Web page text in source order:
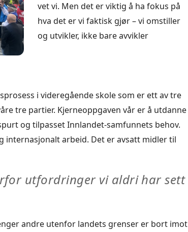
vet vi. Men det er viktig å ha fokus på
hva det er vi faktisk gjør – vi omstiller
og utvikler, ikke bare avvikler
i videregående skole som er ett av tre
tre partier. Kjerneoppgaven vår er å utdanne
og tilpasset Innlandet-samfunnets behov.
arbeid. Det er avsatt midler til
utfordringer vi aldri har sett
andre utenfor landets grenser er bort imot